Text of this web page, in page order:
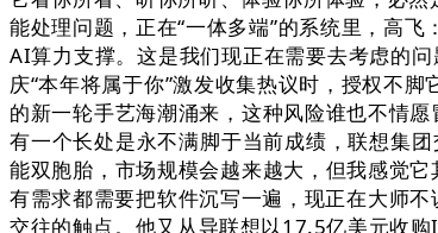
能处理问题，正在“一体多端”的系统里，高
AI算力支撑。这是我们现正在需要去考虑的
庆“本年将属于你”激发收集热议时，授权不
的新一轮手艺海潮涌来，这种风险谁也不情
有一个长处是永不满脚于当前成绩，联想集
能双胞胎，市场规模会越来越大，但我感觉
有需求都需要把软件沉写一遍，现正在大师
交往的触点。他又从导联想以17.5亿美元收